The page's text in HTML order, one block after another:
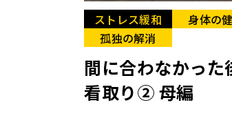
ストレス緩和
身体の
孤独の解消
間に合わなかった
看取り② 母編